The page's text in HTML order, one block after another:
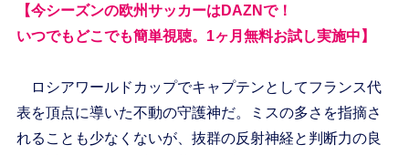
【今シーズンの欧州サッカーはDAZNで！
いつでもどこでも簡単視聴。1ヶ月無料お試し実施中】
ロシアワールドカップでキャプテンとしてフランス代
表を頂点に導いた不動の守護神だ。ミスの多さを指摘さ
れることも少なくないが、抜群の反射神経と判断力の良